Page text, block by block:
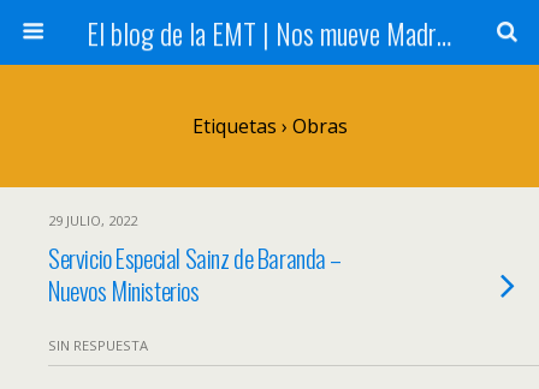
El blog de la EMT | Nos mueve Madrid
Etiquetas › Obras
29 JULIO, 2022
Servicio Especial Sainz de Baranda –
Nuevos Ministerios
SIN RESPUESTA